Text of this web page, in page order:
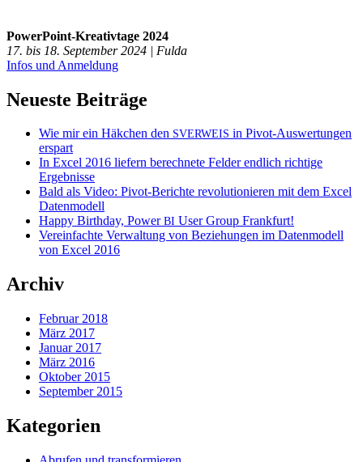
PowerPoint-Kreativtage 2024
17. bis 18. September 2024 | Fulda
Infos und Anmeldung
Neueste Beiträge
Wie mir ein Häkchen den SVERWEIS in Pivot-Auswertungen
erspart
In Excel 2016 liefern berechnete Felder endlich richtige
Ergebnisse
Bald als Video: Pivot-Berichte revolutionieren mit dem Excel
Datenmodell
Happy Birthday, PowerBI User Group Frankfurt!
Vereinfachte Verwaltung von Beziehungen im Datenmodell
von Excel 2016
Archiv
Februar 2018
März 2017
Januar 2017
März 2016
Oktober 2015
September 2015
Kategorien